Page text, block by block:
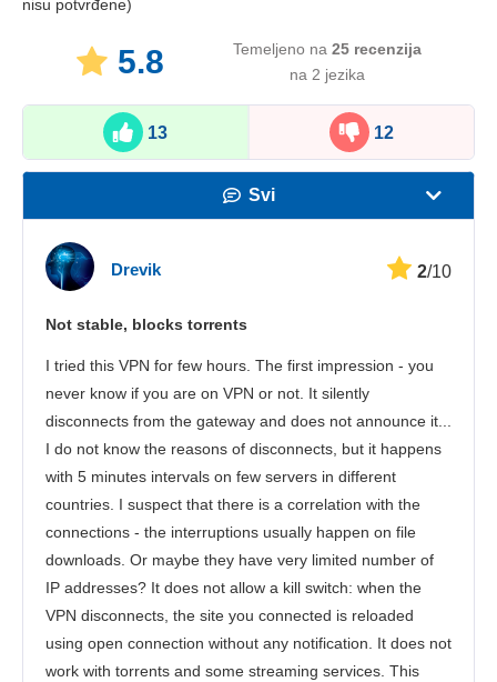
nisu potvrđene)
5.8 Temeljeno na25 recenzija
na 2 jezika
13 12
Svi
Korisnička služba
Drevik 2/10
Not stable, blocks torrents
I tried this VPN for few hours. The first impression - you
never know if you are on VPN or not. It silently
disconnects from the gateway and does not announce it...
I do not know the reasons of disconnects, but it happens
with 5 minutes intervals on few servers in different
countries. I suspect that there is a correlation with the
connections - the interruptions usually happen on file
downloads. Or maybe they have very limited number of
IP addresses? It does not allow a kill switch: when the
VPN disconnects, the site you connected is reloaded
using open connection without any notification. It does not
work with torrents and some streaming services. This